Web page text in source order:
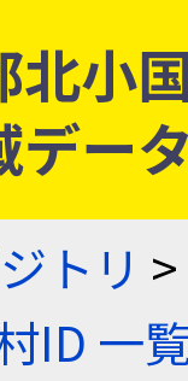
北小
デー
トリ >
ID 一